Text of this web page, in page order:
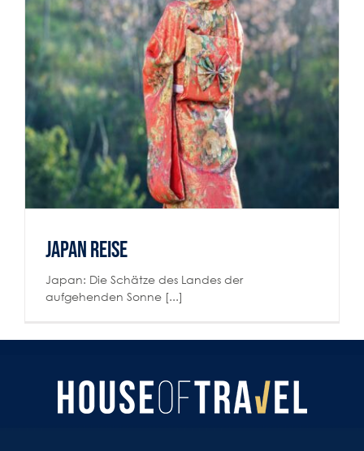
Japan Reise
Reiselust
Japan Reise
Japan: Die Schätze des Landes der
aufgehenden Sonne [...]